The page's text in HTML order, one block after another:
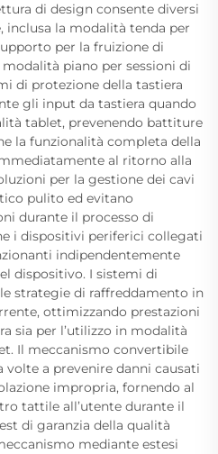
di design consente diversi
inclusa la modalità tenda per
per la fruizione di
piano per sessioni di
di protezione della tastiera
gli input da tastiera quando
tablet, prevenendo battiture
la funzionalità completa della
al ritorno alla
per la gestione dei cavi
pulito ed evitano
durante il processo di
i dispositivi periferici collegati
indipendentemente
dispositivo. I sistemi di
strategie di raffreddamento in
ottimizzando prestazioni
sia per l’utilizzo in modalità
Il meccanismo convertibile
volte a prevenire danni causati
impropria, fornendo al
tattile all’utente durante il
di garanzia della qualità
mediante estesi